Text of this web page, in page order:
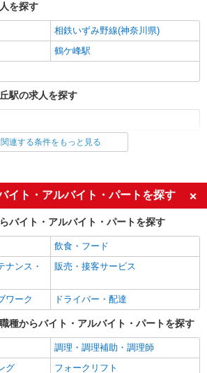
を探す
相鉄いずみ野線(神奈川県)
鶴ケ峰駅
駅の求人を探す
ケ丘駅の求人を探す
駅の求人を探す
未経験歓迎
新卒・第二新卒歓迎
主婦・主夫歓迎
ミドル（40代～）活躍中
中
シニア（60代～）活躍中
ボーナス・賞与あり
完全週休2日制
関連する条件をもっと見る
イト・アルバイト・パートを探す
バイト・アルバイト・パートを探す
飲食・フード
ナンス・
販売・接客サービス
ワーク ドライバー・配達
種からバイト・アルバイト・パートを探す
調理・調理補助・調理師
グ
フォークリフト